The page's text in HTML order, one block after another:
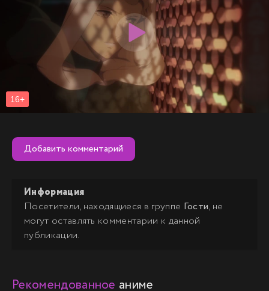
Добавить комментарий
Информация
Посетители, находящиеся в группе Гости, не
могут оставлять комментарии к данной
публикации.
Рекомендованное аниме